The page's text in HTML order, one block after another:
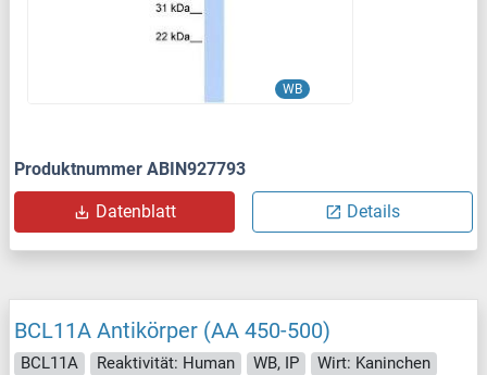
WB
Produktnummer ABIN927793
Datenblatt Details
BCL11A Antikörper (AA 450-500)
BCL11A Reaktivität: Human WB, IP
Wirt: Kaninchen